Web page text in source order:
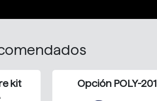
kit
Opción POLY-201